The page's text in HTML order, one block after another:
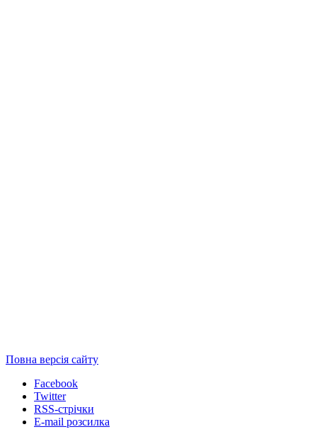
Повна версія сайту
Facebook
Twitter
RSS-стрічки
E-mail розсилка